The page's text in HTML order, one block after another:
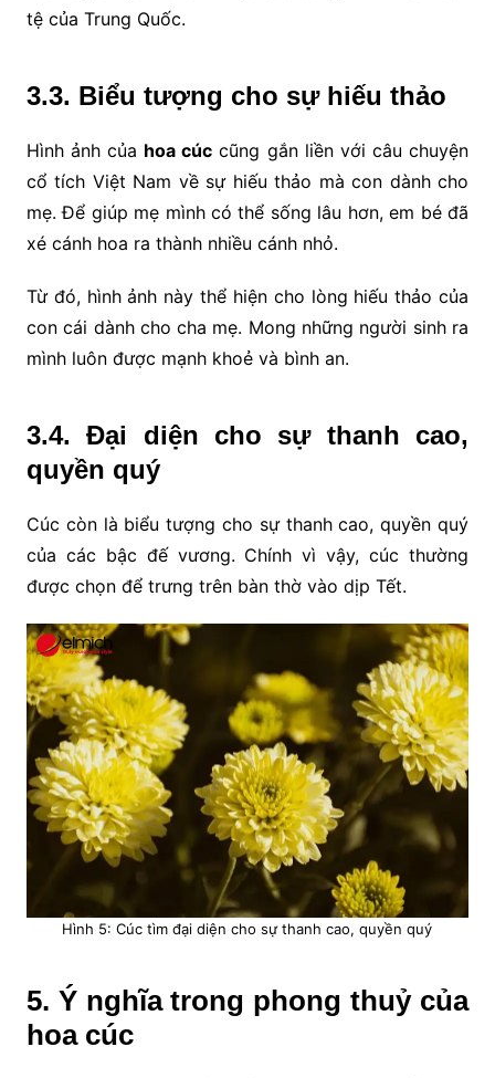
tệ của Trung Quốc.
3.3. Biểu tượng cho sự hiếu thảo
Hình ảnh của hoa cúc cũng gắn liền với câu chuyện
cổ tích Việt Nam về sự hiếu thảo mà con dành cho
mẹ. Để giúp mẹ mình có thể sống lâu hơn, em bé đã
xé cánh hoa ra thành nhiều cánh nhỏ.
Từ đó, hình ảnh này thể hiện cho lòng hiếu thảo của
con cái dành cho cha mẹ. Mong những người sinh ra
mình luôn được mạnh khoẻ và bình an.
3.4. Đại diện cho sự thanh cao,
quyền quý
Cúc còn là biểu tượng cho sự thanh cao, quyền quý
của các bậc đế vương. Chính vì vậy, cúc thường
được chọn để trưng trên bàn thờ vào dịp Tết.
Hình 5: Cúc tìm đại diện cho sự thanh cao, quyền quý
5. Ý nghĩa trong phong thuỷ của
hoa cúc